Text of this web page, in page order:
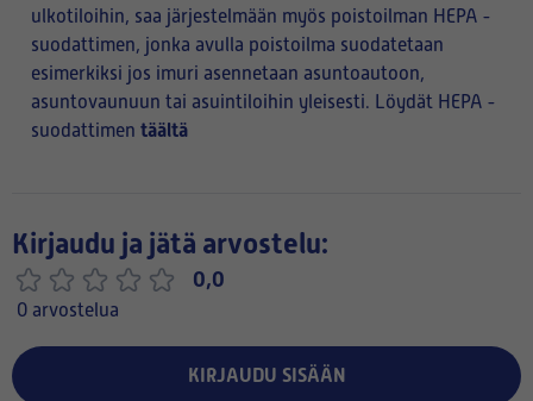
ulkotiloihin, saa järjestelmään myös poistoilman HEPA -
suodattimen, jonka avulla poistoilma suodatetaan
esimerkiksi jos imuri asennetaan asuntoautoon,
asuntovaunuun tai asuintiloihin yleisesti. Löydät HEPA -
suodattimen täältä
Kirjaudu ja jätä arvostelu:
0,0
0 arvostelua
KIRJAUDU SISÄÄN